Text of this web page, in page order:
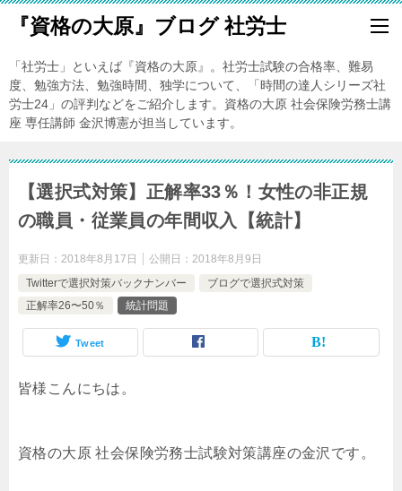
『資格の大原』ブログ 社労士
「社労士」といえば『資格の大原』。社労士試験の合格率、難易
度、勉強方法、勉強時間、独学について、「時間の達人シリーズ社
労士24」の評判などをご紹介します。資格の大原 社会保険労務士講
座 専任講師 金沢博憲が担当しています。
【選択式対策】正解率33％！女性の非正規
の職員・従業員の年間収入【統計】
更新日： 2018年8月17日 公開日： 2018年8月9日
Twitterで選択対策バックナンバー
ブログで選択式対策
正解率26〜50％
統計問題
Tweet
皆様こんにちは。
資格の大原 社会保険労務士試験対策講座の金沢です。